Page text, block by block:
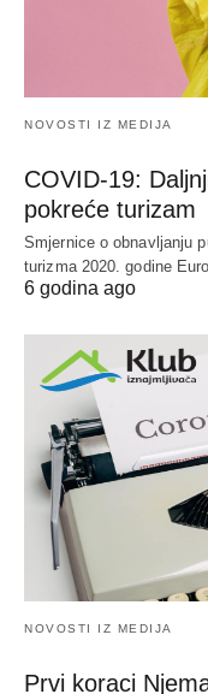
NOVOSTI IZ MEDIJA
COVID-19:
pokreće turizam
Smjernice o obnavljanju
turizma 2020. godine
6 godina ago
NOVOSTI IZ MEDIJA
Prvi koraci